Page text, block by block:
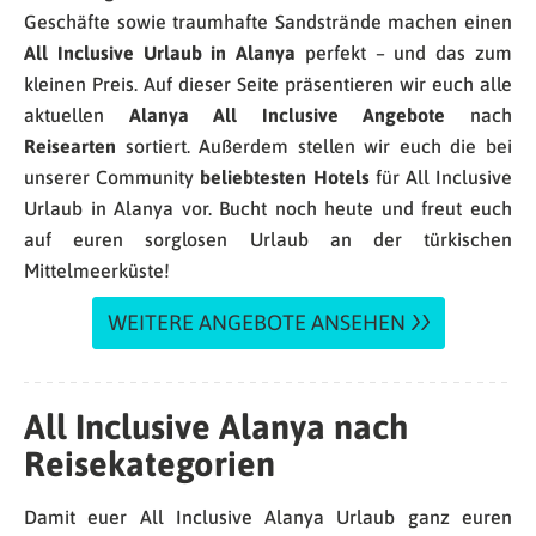
Geschäfte sowie traumhafte Sandstrände machen einen
All Inclusive Urlaub in Alanya perfekt – und das zum
kleinen Preis. Auf dieser Seite präsentieren wir euch alle
aktuellen Alanya All Inclusive Angebote nach
Reisearten sortiert. Außerdem stellen wir euch die bei
unserer Community beliebtesten Hotelsfür All Inclusive
Urlaub in Alanya vor. Bucht noch heute und freut euch
auf euren sorglosen Urlaub an der türkischen
Mittelmeerküste!
WEITERE ANGEBOTE ANSEHEN
All Inclusive Alanya nach
Reisekategorien
Damit euer All Inclusive Alanya Urlaub ganz euren